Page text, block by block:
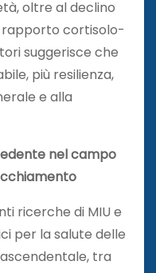
oltre al declino
cortisolo-
suggerisce che
più resilienza,
e alla
nel campo
ricerche di MIU e
per la salute delle
tra